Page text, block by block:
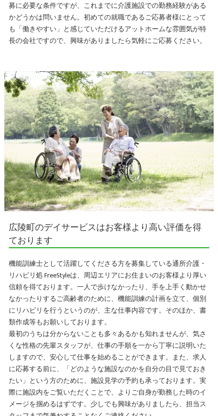
募に必要な条件ですが、これまでに介護施設での勤務経験がある
かどうかは問いません。初めての就職であるご応募者様にとって
も「働きやすい」と感じていただけるアットホームな雰囲気が特
長の会社ですので、興味がありましたら気軽にご応募ください。
広陵町のデイサービスはお客様より高い評価を得
ております
機能訓練士として活躍してくださる方を募集している通所介護・
リハビリ処 FreeStyleは、周辺エリアにお住まいのお客様より厚い
信頼を得ております。一人で歩けなかったり、手を上手く動かせ
なかったりするご高齢者のために、機能訓練の計画を立て、個別
にリハビリを行うというのが、主な仕事内容です。そのほか、書
類作成等もお願いしております。
最初のうちは分からないことも多々あるかも知れませんが、気さ
くな性格の先輩スタッフが、仕事の手順を一から丁寧に説明いた
しますので、安心して仕事を始めることができます。また、求人
に応募する前に、「どのような施設なのかを自分の目で見ておき
たい」という方のために、施設見学の予約も承っております。実
際に施設内をご覧いただくことで、よりご自身が勤務した時のイ
メージを掴めるはずです。少しでも興味がありましたら、担当ス